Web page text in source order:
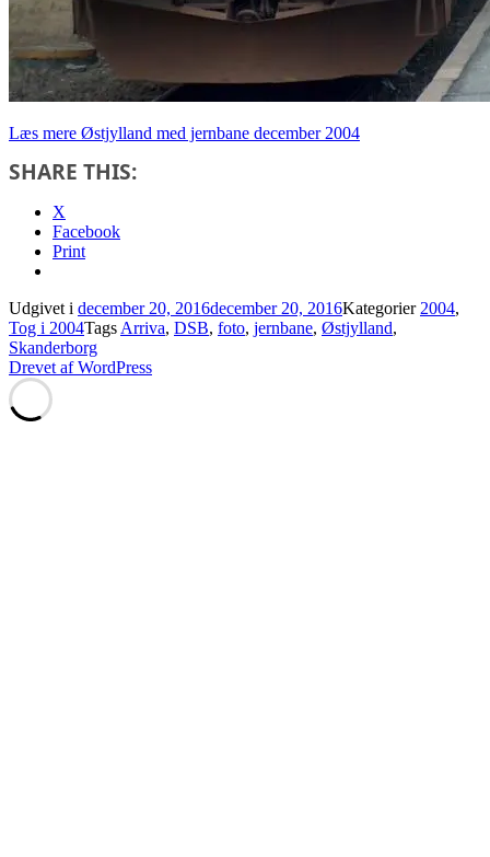
Læs mere Østjylland med jernbane december 2004
SHARE THIS:
X
Facebook
Print
Udgivet i december 20, 2016december 20, 2016Kategorier 2004,
Tog i 2004Tags Arriva, DSB, foto, jernbane, Østjylland,
Skanderborg
Drevet af WordPress